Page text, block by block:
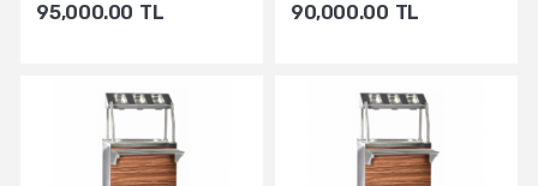
95,000.00 TL
Sepete Ekle
90,000.00 TL
Sepete Ekle